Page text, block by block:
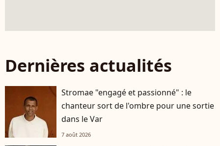
Dernières actualités
Stromae "engagé et passionné" : le
chanteur sort de l'ombre pour une sortie
dans le Var
7 août 2026